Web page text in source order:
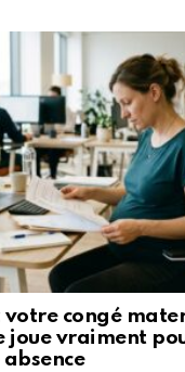
votre congé
joue vraiment